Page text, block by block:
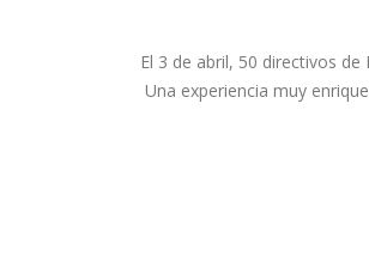
El 3 de abril, 50 directivos
Una experiencia muy